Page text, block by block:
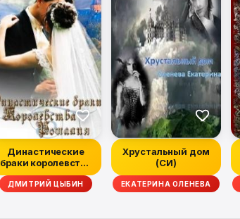
Династические
браки королевства
Рошалия
ДМИТРИЙ ЦЫБИН
Хрустальный дом
(СИ)
ЕКАТЕРИНА ОЛЕНЕВА